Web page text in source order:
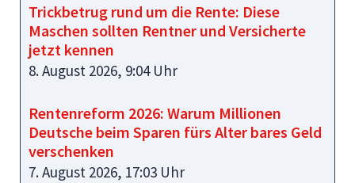
Trickbetrug rund um die Rente: Diese
Maschen sollten Rentner und Versicherte
jetzt kennen
8. August 2026, 9:04 Uhr
Rentenreform 2026: Warum Millionen
Deutsche beim Sparen fürs Alter bares Geld
verschenken
7. August 2026, 17:03 Uhr